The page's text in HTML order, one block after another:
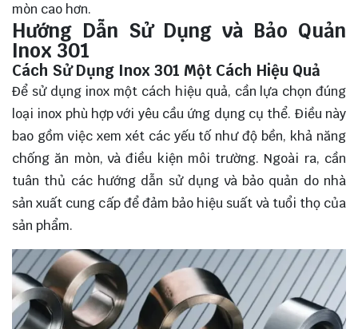
mòn cao hơn.
Hướng Dẫn Sử Dụng và Bảo Quản
Inox 301
Cách Sử Dụng Inox 301 Một Cách Hiệu Quả
Để sử dụng inox một cách hiệu quả, cần lựa chọn đúng
loại inox phù hợp với yêu cầu ứng dụng cụ thể. Điều này
bao gồm việc xem xét các yếu tố như độ bền, khả năng
chống ăn mòn, và điều kiện môi trường. Ngoài ra, cần
tuân thủ các hướng dẫn sử dụng và bảo quản do nhà
sản xuất cung cấp để đảm bảo hiệu suất và tuổi thọ của
sản phẩm.